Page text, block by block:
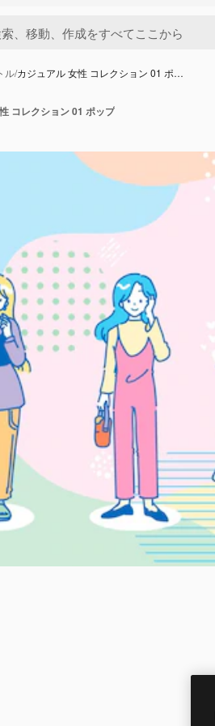
ル/カジュアル 女性 コレクション 01 ポ…
コレクション 01 ポップ